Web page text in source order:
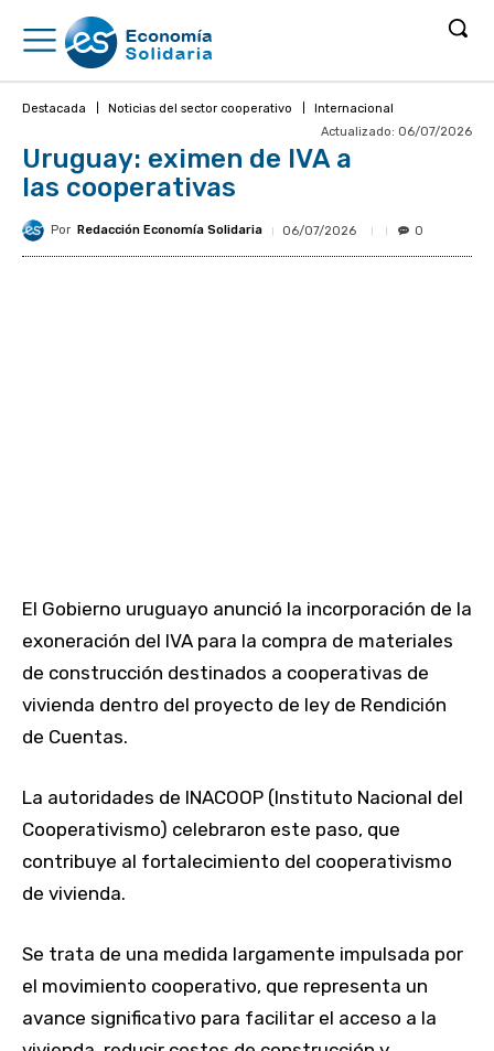
Destacada Noticias del sector cooperativo
Internacional
Actualizado: 06/07/2026
Uruguay: eximen de IVA a
las cooperativas
Por Redacción Economía Solidaria 06/07/2026 0
El Gobierno uruguayo anunció la incorporación de la
exoneración del IVA para la compra de materiales
de construcción destinados a cooperativas de
vivienda dentro del proyecto de ley de Rendición
de Cuentas.
La autoridades de INACOOP (Instituto Nacional del
Cooperativismo) celebraron este paso, que
contribuye al fortalecimiento del cooperativismo
de vivienda.
Se trata de una medida largamente impulsada por
el movimiento cooperativo, que representa un
avance significativo para facilitar el acceso a la